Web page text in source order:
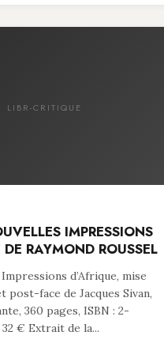
LIBR-CRITIQUE
IMPRESSIONS
DE RAYMOND ROUSSEL
d’Afrique, mise
post-face de Jacques Sivan,
360 pages, ISBN : 2-
€ Extrait de la...